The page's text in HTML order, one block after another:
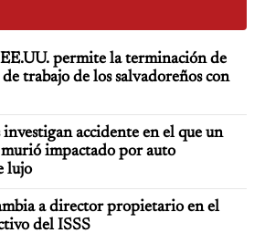
permite la terminación de
trabajo de los salvadoreños con
accidente en el que un
impactado por auto
lujo
a director propietario en el
del ISSS